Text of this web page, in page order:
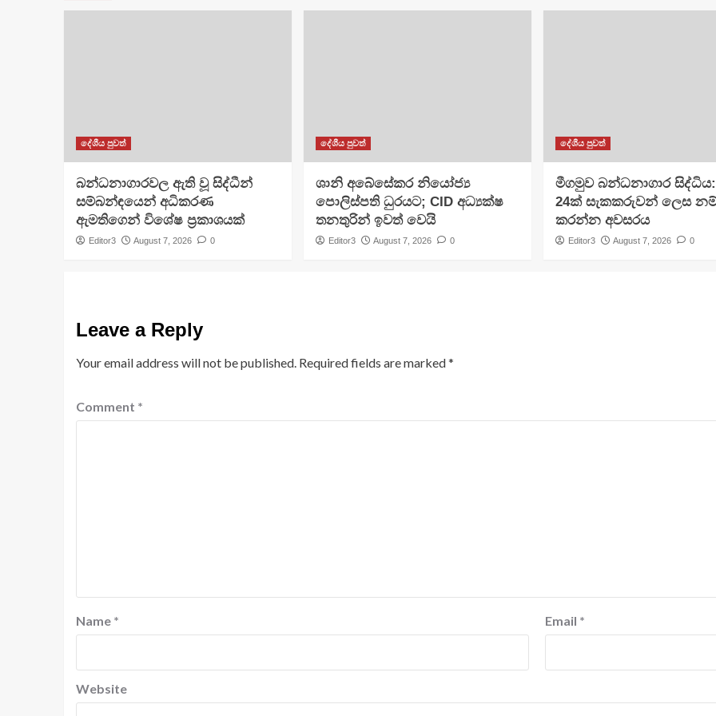
දේශීය පුවත්
බන්ධනාගාරවල ඇති වූ සිද්ධීන්
සම්බන්ඳයෙන් අධිකරණ
ඇමතිගෙන් විශේෂ ප්‍රකාශයක්
Editor3 August 7, 2026 0
දේශීය පුවත්
ශානි අබේසේකර නියෝජ්‍ය
පොලිස්පති ධුරයට; CID අධ්‍යක්ෂ
තනතුරින් ඉවත් වෙයි
Editor3 August 7, 2026 0
දේශීය පුවත්
මීගමුව බන්ධනාගාර
24ක් සැකකරුවන් ලෙස
කරන්න අවසරය
Editor3 August 7, 2026 0
Leave a Reply
Your email address will not be published. Required fields are marked*
Comment *
Name * Email *
Website